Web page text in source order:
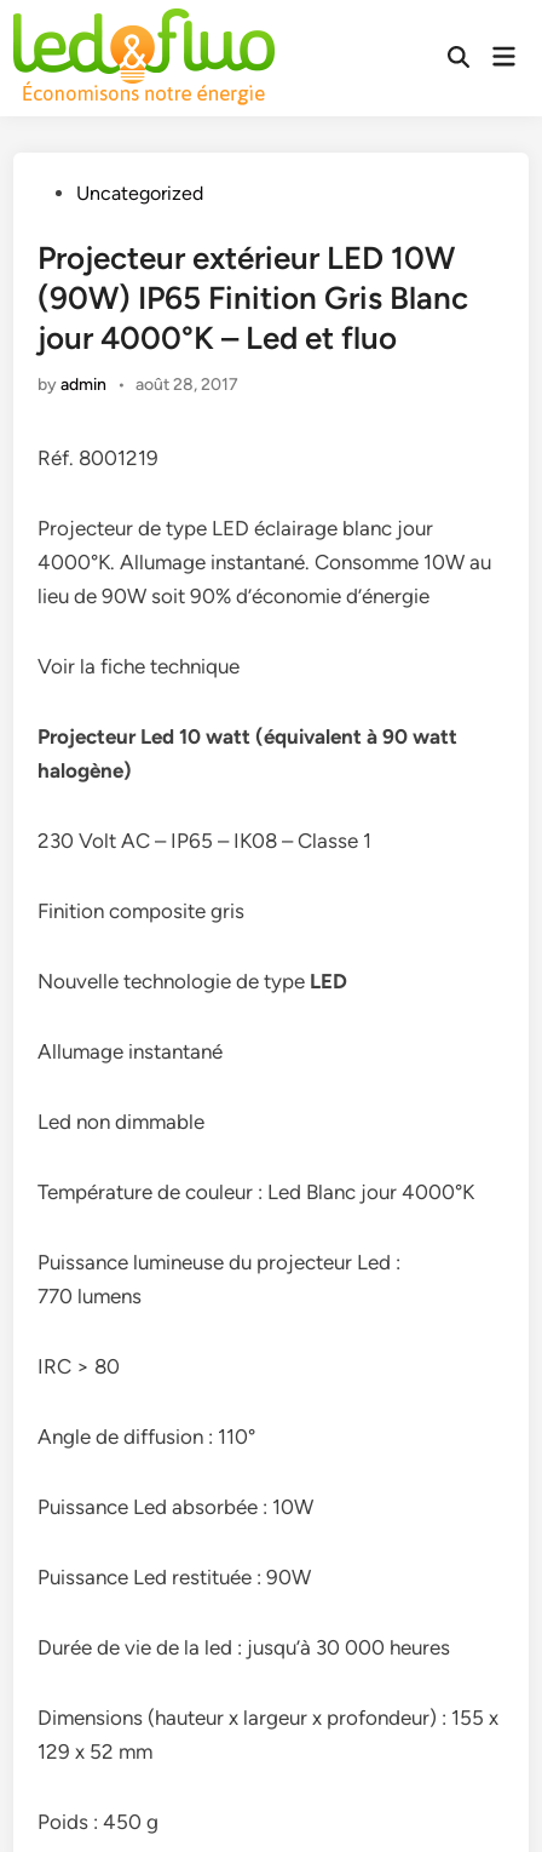
Skip
content
Open
PostedUncategorized
Projecteur extérieur LED 10W
(90W) IP65 Finition Gris Blanc
jour 4000°K – Led et fluo
byadmin • août 28, 2017
Réf. 8001219
Projecteur de type LED éclairage blanc jour
4000°K. Allumage instantané. Consomme 10W au
lieu de 90W soit 90% d’économie d’énergie
Voir la fiche technique
Projecteur Led 10 watt (équivalent à 90 watt
halogène)
230 Volt AC – IP65 – IK08 – Classe 1
Finition composite gris
Nouvelle technologie de type LED
Allumage instantané
Led non dimmable
Température de couleur : Led Blanc jour 4000°K
Puissance lumineuse du projecteur Led :
770 lumens
IRC > 80
Angle de diffusion : 110°
Puissance Led absorbée : 10W
Puissance Led restituée : 90W
Durée de vie de la led : jusqu’à 30 000 heures
Dimensions (hauteur x largeur x profondeur) : 155 x
129 x 52 mm
Poids : 450 g